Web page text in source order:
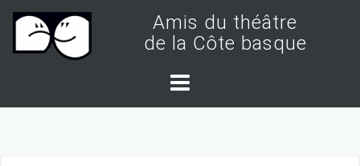
t
Amis du théâtre
de la Côte basque